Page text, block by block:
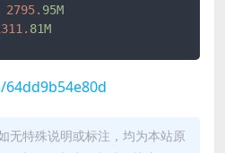
2795. 95M
81M
无特殊说明或标注，均为本站原